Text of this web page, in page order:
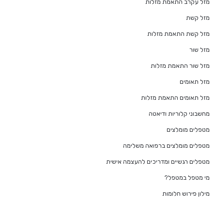
מזל עקרב התאמת מזלות
מזל קשת
מזל קשת התאמת מזלות
מזל שור
מזל שור התאמת מזלות
מזל תאומים
מזל תאומים התאמת מזלות
מחשבוני קלוריות ודיאטה
מטפלים מומלצים
מטפלים מומלצים ברפואה משלימה
מטפלים רגשיים ומדריכים להעצמה אישית
מי מטפל במטפל?
מילון פירוש חלומות